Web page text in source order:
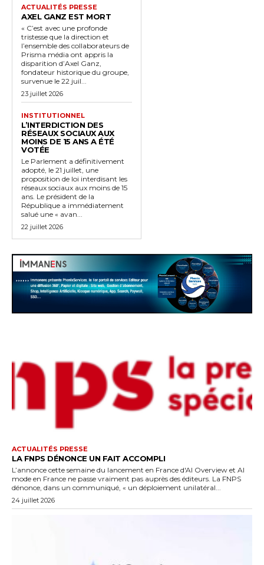
ACTUALITÉS PRESSE
AXEL GANZ EST MORT
« C’est avec une profonde
tristesse que la direction et
l’ensemble des collaborateurs de
Prisma média ont appris la
disparition d’Axel Ganz,
fondateur historique du groupe,
survenue le 22 juil...
23 juillet 2026
INSTITUTIONNEL
L’INTERDICTION DES
RÉSEAUX SOCIAUX AUX
MOINS DE 15 ANS A ÉTÉ
VOTÉE
Le Parlement a définitivement
adopté, le 21 juillet, une
proposition de loi interdisant les
réseaux sociaux aux moins de 15
ans. Le président de la
République a immédiatement
salué une « avan...
22 juillet 2026
ACTUALITÉS PRESSE
LA FNPS DÉNONCE UN FAIT ACCOMPLI
L’annonce cette semaine du lancement en France d'AI Overview et AI
mode en France ne passe vraiment pas auprès des éditeurs. La FNPS
dénonce, dans un communiqué, « un déploiement unilatéral...
24 juillet 2026